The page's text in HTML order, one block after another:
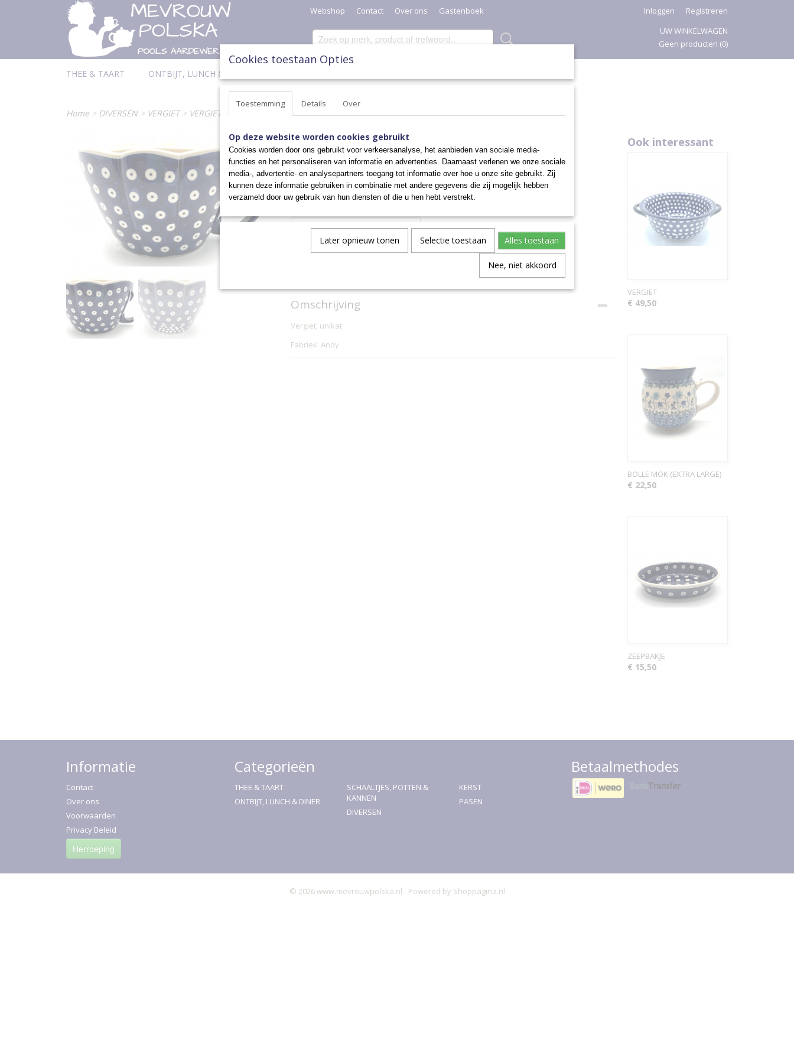
Webshop Contact Over ons Gastenboek Inloggen
Registreren
UW WINKELWAGEN
Geen producten (0)
THEE & TAART ONTBIJT, LUNCH & DINER
Home > DIVERSEN> VERGIET> VERGIET UNIKAT
VERGIET UNIKAT
€ 54,00
✓Op voorraad
Omschrijving
Vergiet, unikat
Fabriek: Andy
Ook interessant
VERGIET
€ 49,50
BOLLE MOK (EXTRA LARGE)
€ 22,50
ZEEPBAKJE
€ 15,50
Informatie
Contact
Over ons
Voorwaarden
Privacy Beleid
Herroeping
Categorieën
THEE & TAART
ONTBIJT, LUNCH & DINER
SCHAALTJES, POTTEN &
KANNEN
DIVERSEN
KERST
PASEN
Betaalmethodes
© 2026 www.mevrouwpolska.nl - Powered by Shoppagina.nl
Cookies toestaan Opties
Toestemming Details Over
Op deze website worden cookies gebruikt
Cookies worden door ons gebruikt voor verkeersanalyse, het aanbieden van sociale media-
functies en het personaliseren van informatie en advertenties. Daarnaast verlenen we onze sociale
media-, advertentie- en analysepartners toegang tot informatie over hoe u onze site gebruikt. Zij
kunnen deze informatie gebruiken in combinatie met andere gegevens die zij mogelijk hebben
verzameld door uw gebruik van hun diensten of die u hen hebt verstrekt.
Later opnieuw tonen Selectie toestaan Alles toestaan
Nee, niet akkoord